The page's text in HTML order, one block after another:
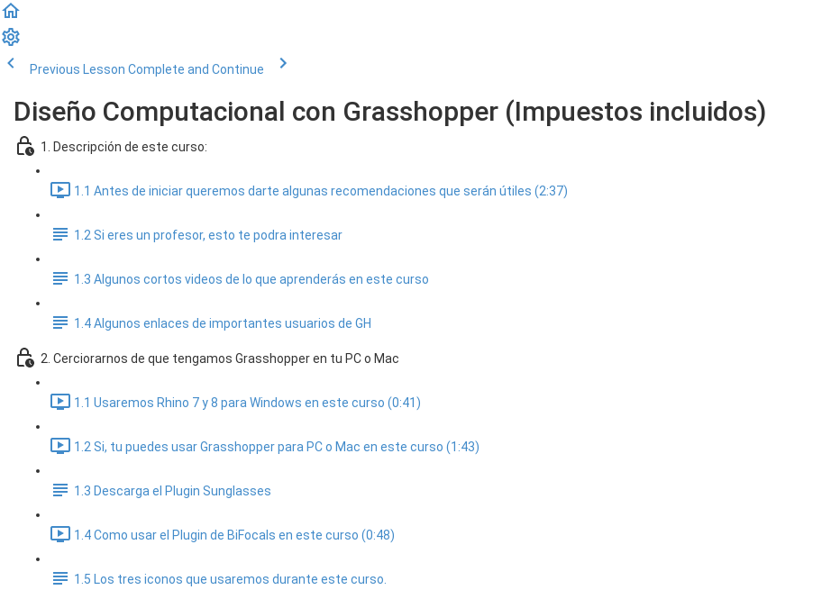
Previous Lesson Complete and Continue
Diseño Computacional con Grasshopper (Impuestos incluidos)
1. Descripción de este curso:
1.1 Antes de iniciar queremos darte algunas recomendaciones que serán útiles (2:37)
1.2 Si eres un profesor, esto te podra interesar
1.3 Algunos cortos videos de lo que aprenderás en este curso
1.4 Algunos enlaces de importantes usuarios de GH
2. Cerciorarnos de que tengamos Grasshopper en tu PC o Mac
1.1 Usaremos Rhino 7 y 8 para Windows en este curso (0:41)
1.2 Si, tu puedes usar Grasshopper para PC o Mac en este curso (1:43)
1.3 Descarga el Plugin Sunglasses
1.4 Como usar el Plugin de BiFocals en este curso (0:48)
1.5 Los tres iconos que usaremos durante este curso.